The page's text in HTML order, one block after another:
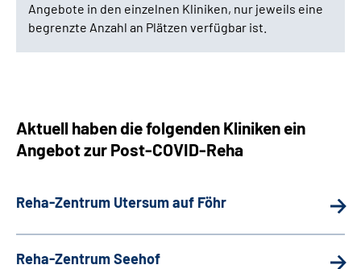
Angebote in den einzelnen Kliniken, nur jeweils eine
begrenzte Anzahl an Plätzen verfügbar ist.
Aktuell haben die folgenden Kliniken ein
Angebot zur Post-COVID-Reha
Reha-Zentrum Utersum auf Föhr
Reha-Zentrum Seehof